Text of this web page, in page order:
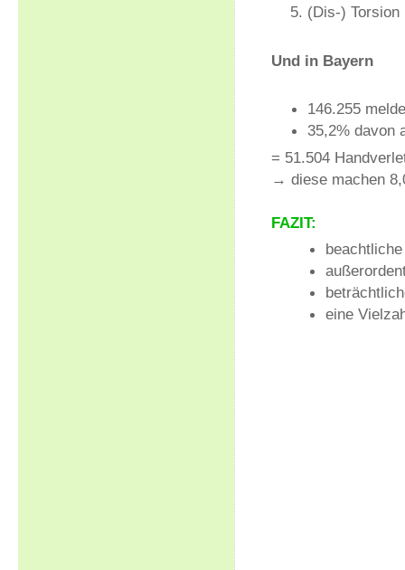
(Dis-)
Und in Bayern
146.255
35,2% davon
= 51.504
→ diese machen
FAZIT:
eine